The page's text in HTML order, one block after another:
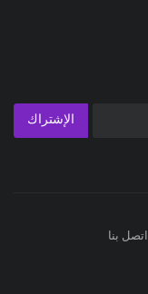
الإشتراك
اتصل بنا